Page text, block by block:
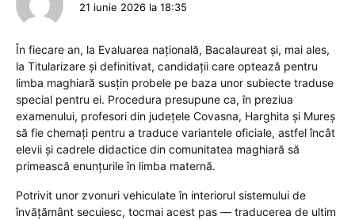
21 iunie 2026 la 18:35
În fiecare an, la Evaluarea națională, Bacalaureat și, mai ales,
la Titularizare și definitivat, candidații care optează pentru
limba maghiară susțin probele pe baza unor subiecte traduse
special pentru ei. Procedura presupune ca, în preziua
examenului, profesori din județele Covasna, Harghita și Mureș
să fie chemați pentru a traduce variantele oficiale, astfel încât
elevii și cadrele didactice din comunitatea maghiară să
primească enunțurile în limba maternă.
Potrivit unor zvonuri vehiculate în interiorul sistemului de
învățământ secuiesc, tocmai acest pas — traducerea de ultim